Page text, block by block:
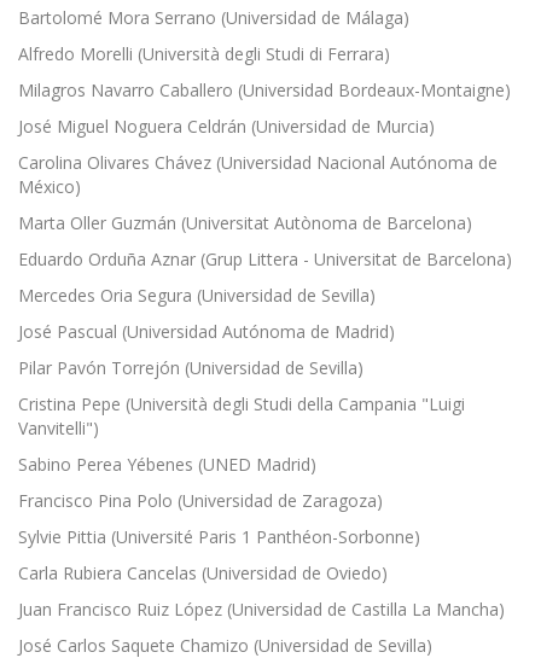
Bartolomé Mora Serrano (Universidad de Málaga)
Alfredo Morelli (Università degli Studi di Ferrara)
Milagros Navarro Caballero (Universidad Bordeaux-Montaigne)
José Miguel Noguera Celdrán (Universidad de Murcia)
Carolina Olivares Chávez (Universidad Nacional Autónoma de
México)
Marta Oller Guzmán (Universitat Autònoma de Barcelona)
Eduardo Orduña Aznar (Grup Littera - Universitat de Barcelona)
Mercedes Oria Segura (Universidad de Sevilla)
José Pascual (Universidad Autónoma de Madrid)
Pilar Pavón Torrejón (Universidad de Sevilla)
Cristina Pepe (Università degli Studi della Campania "Luigi
Vanvitelli")
Sabino Perea Yébenes (UNED Madrid)
Francisco Pina Polo (Universidad de Zaragoza)
Sylvie Pittia (Université Paris 1 Panthéon-Sorbonne)
Carla Rubiera Cancelas (Universidad de Oviedo)
Juan Francisco Ruiz López (Universidad de Castilla La Mancha)
José Carlos Saquete Chamizo (Universidad de Sevilla)